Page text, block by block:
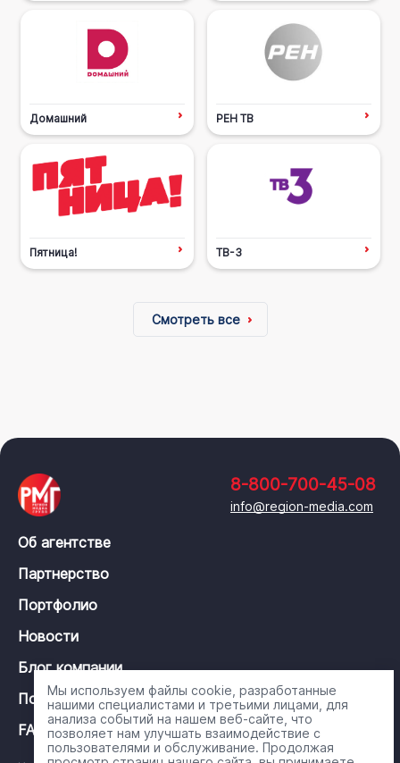
Домашний РЕН ТВ
Пятница! ТВ-3
Смотреть все
8-800-700-45-08
info@region-media.com
Об агентстве
Партнерство
Портфолио
Новости
Блог компании
Политика конфиденциальности
FAQ
Мы используем файлы cookie, разработанные
нашими специалистами и третьими лицами, для
анализа событий на нашем веб-сайте, что
позволяет нам улучшать взаимодействие с
пользователями и обслуживание. Продолжая